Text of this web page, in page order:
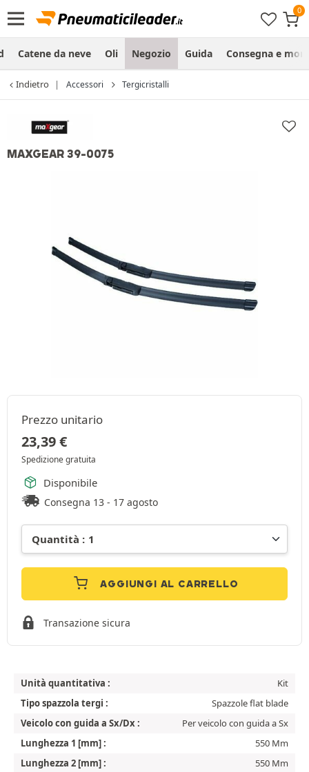
Catene da neve Oli Negozio Guida Consegna e
Indietro Accessori Tergicristalli
MAXGEAR 39-0075
Prezzo unitario
23,39€
Spedizione gratuita
Disponibile
Consegna 13 - 17 agosto
AGGIUNGI AL CARRELLO
Transazione sicura
Unità quantitativa :
Kit
Tipo spazzola tergi :
Spazzole flat blade
Veicolo con guida a Sx/Dx :
Per veicolo con guida a Sx
Lunghezza 1 [mm] :
550 Mm
Lunghezza 2 [mm] :
550 Mm